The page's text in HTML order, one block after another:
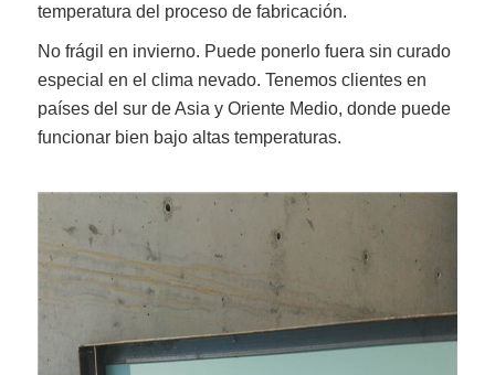
temperatura del proceso de fabricación.
No frágil en invierno. Puede ponerlo fuera sin curado
especial en el clima nevado. Tenemos clientes en
países del sur de Asia y Oriente Medio, donde puede
funcionar bien bajo altas temperaturas.